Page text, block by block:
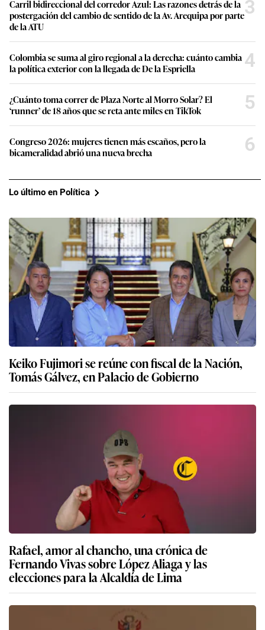
Carril bidireccional del corredor Azul: Las razones detrás de la
postergación del cambio de sentido de la Av. Arequipa por parte
de la ATU
3
Colombia se suma al giro regional a la derecha: cuánto cambia
la política exterior con la llegada de De la Espriella
4
¿Cuánto toma correr de Plaza Norte al Morro Solar? El
‘runner’ de 18 años que se reta ante miles en TikTok
5
Congreso 2026: mujeres tienen más escaños, pero la
bicameralidad abrió una nueva brecha
6
Lo último en Política
Keiko Fujimori se reúne con fiscal de la Nación,
Tomás Gálvez, en Palacio de Gobierno
Rafael, amor al chancho, una crónica de
Fernando Vivas sobre López Aliaga y las
elecciones para la Alcaldía de Lima